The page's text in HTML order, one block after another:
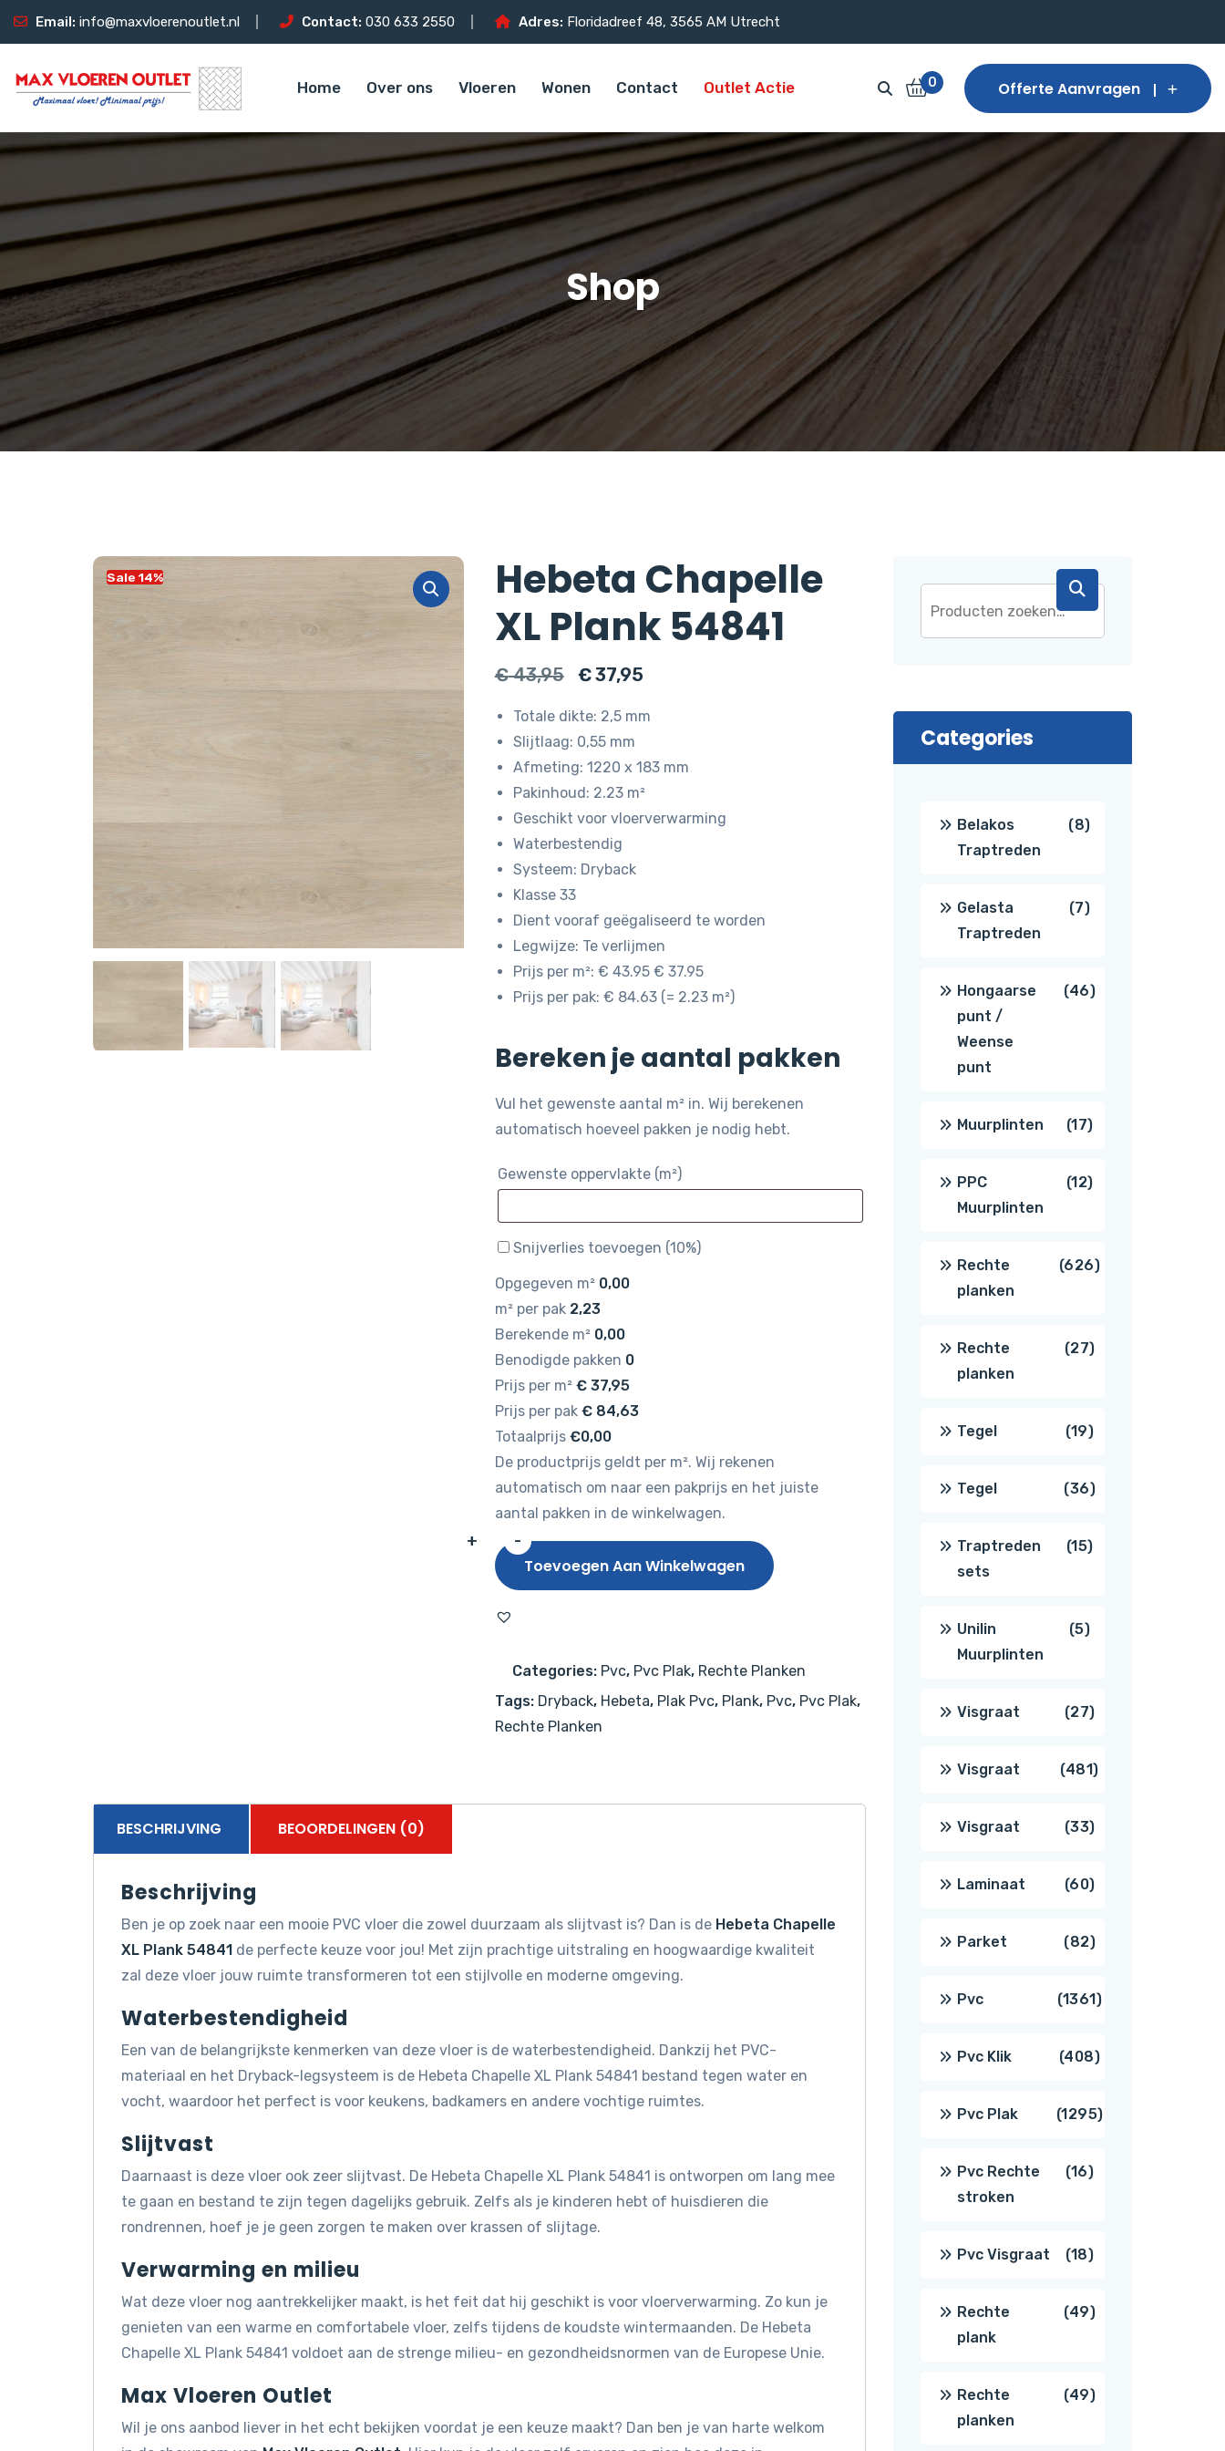
Email: info@maxvloerenoutlet.nl Contact: 030 633 2550 Adres: Floridadreef 48, 3565 AM Utrecht
Home Over ons Vloeren Wonen Contact Outlet Actie 0 Offerte Aanvragen
Shop
Sale 14%
Hebeta Chapelle
XL Plank 54841
€43,95
Oorspronkelijke
was:
€ 43,95.
€37,95Huidige
€ 37,95.
Totale dikte: 2,5 mm
Slijtlaag: 0,55 mm
Afmeting: 1220 x 183 mm
Pakinhoud: 2.23 m²
Geschikt voor vloerverwarming
Waterbestendig
Systeem: Dryback
Klasse 33
Dient vooraf geëgaliseerd te worden
Legwijze: Te verlijmen
Prijs per m²: € 43.95 € 37.95
Prijs per pak: € 84.63 (= 2.23 m²)
Bereken je aantal pakken
Vul het gewenste aantal m² in. Wij berekenen
automatisch hoeveel pakken je nodig hebt.
Gewenste oppervlakte (m²)
Snijverlies toevoegen (10%)
Opgegeven m² 0,00
m² per pak 2,23
Berekende m² 0,00
Benodigde pakken 0
Prijs per m² €37,95
Prijs per pak €84,63
Totaalprijs €0,00
De productprijs geldt per m². Wij rekenen
automatisch om naar een pakprijs en het juiste
aantal pakken in de winkelwagen.
-
Hebeta
Chapelle
Plank
aantal
+
Toevoegen Aan Winkelwagen
Categories: Pvc, Pvc Plak, Rechte Planken
Tags: Dryback, Hebeta, Plak Pvc, Plank, Pvc, Pvc Plak,
Rechte Planken
BESCHRIJVING BEOORDELINGEN (0)
Beschrijving
Ben je op zoek naar een mooie PVC vloer die zowel duurzaam als slijtvast is? Dan is de Hebeta Chapelle
XL Plank 54841 de perfecte keuze voor jou! Met zijn prachtige uitstraling en hoogwaardige kwaliteit
zal deze vloer jouw ruimte transformeren tot een stijlvolle en moderne omgeving.
Waterbestendigheid
Een van de belangrijkste kenmerken van deze vloer is de waterbestendigheid. Dankzij het PVC-
materiaal en het Dryback-legsysteem is de Hebeta Chapelle XL Plank 54841 bestand tegen water en
vocht, waardoor het perfect is voor keukens, badkamers en andere vochtige ruimtes.
Slijtvast
Daarnaast is deze vloer ook zeer slijtvast. De Hebeta Chapelle XL Plank 54841 is ontworpen om lang mee
te gaan en bestand te zijn tegen dagelijks gebruik. Zelfs als je kinderen hebt of huisdieren die
rondrennen, hoef je je geen zorgen te maken over krassen of slijtage.
Verwarming en milieu
Wat deze vloer nog aantrekkelijker maakt, is het feit dat hij geschikt is voor vloerverwarming. Zo kun je
genieten van een warme en comfortabele vloer, zelfs tijdens de koudste wintermaanden. De Hebeta
Chapelle XL Plank 54841 voldoet aan de strenge milieu- en gezondheidsnormen van de Europese Unie.
Max Vloeren Outlet
Wil je ons aanbod liever in het echt bekijken voordat je een keuze maakt? Dan ben je van harte welkom
Categories
Belakos
Traptreden
88
Gelasta
Traptreden
77
Hongaarse
punt /
Weense
punt
4646
Muurplinten 1717
producten
PPC
Muurplinten
1212
Rechte
planken
626626
Rechte
planken
2727
Tegel 1919
producten
Tegel 3636
producten
Traptreden
sets
1515
Unilin
Muurplinten
55
Visgraat 2727
producten
Visgraat 481481
Visgraat 3333
producten
Laminaat 6060
producten
Parket 8282
producten
Pvc 13611361
producten
Pvc Klik 408408
producten
Pvc Plak 12951295
Pvc Rechte
stroken
1616
Pvc Visgraat 1818
producten
Rechte
plank
4949
Rechte
planken
4949